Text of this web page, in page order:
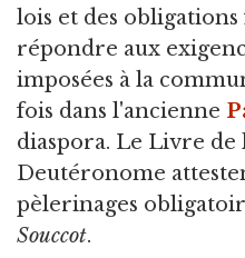
lois et des
répondre aux
imposées à la
fois dans l'ancienne
diaspora. Le Livre de
Deutéronome
pèlerinages
Souccot.